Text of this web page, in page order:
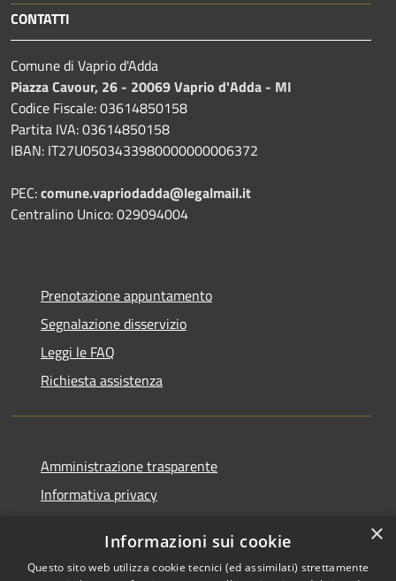
CONTATTI
Comune di Vaprio d'Adda
Piazza Cavour, 26 - 20069 Vaprio d'Adda - MI
Codice Fiscale: 03614850158
Partita IVA: 03614850158
IBAN: IT27U0503433980000000006372
PEC:comune.vapriodadda@legalmail.it
Centralino Unico: 029094004
Prenotazione appuntamento
Segnalazione disservizio
Leggi le FAQ
Richiesta assistenza
Amministrazione trasparente
Informativa privacy
Dichiarazione di accessibilità
×
Informazioni sui cookie
Questo sito web utilizza cookie tecnici (ed assimilati) strettamente